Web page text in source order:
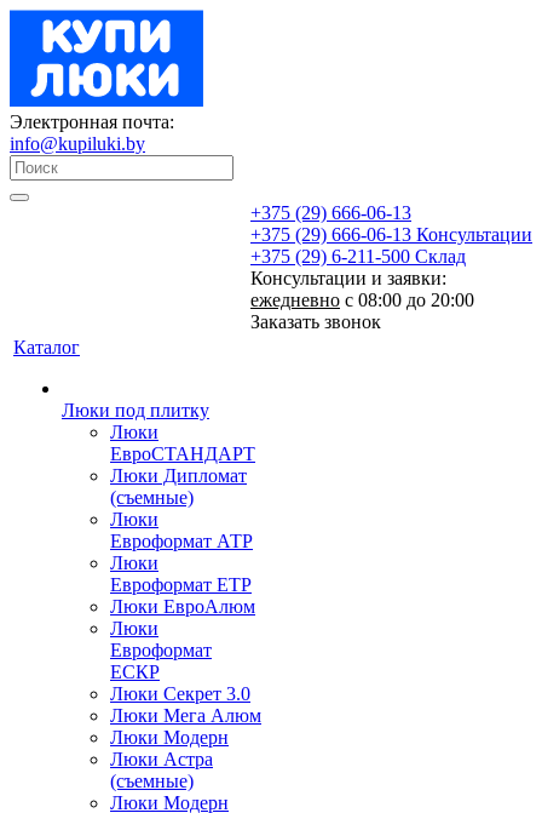
Электронная почта:
info@kupiluki.by
+375 (29) 666-06-13
+375 (29) 666-06-13 Консультации
+375 (29) 6-211-500 Склад
Консультации и заявки:
ежедневно с 08:00 до 20:00
Заказать звонок
Каталог
Люки под плитку
Люки
ЕвроСТАНДАРТ
Люки Дипломат
(съемные)
Люки
Евроформат АТР
Люки
Евроформат ЕТР
Люки ЕвроАлюм
Люки
Евроформат
ЕСКР
Люки Секрет 3.0
Люки Мега Алюм
Люки Модерн
Люки Астра
(съемные)
Люки Модерн